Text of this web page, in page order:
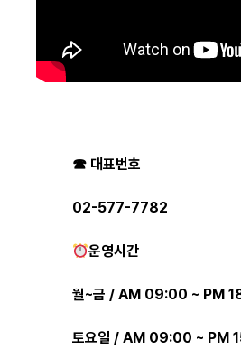
☎ 대표번호
02-577-7782
운영시간
월~금 / AM 09:00 ~ PM
토요일 / AM 09:00 ~ PM